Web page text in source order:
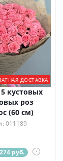
ДОСТАВКА
кустовых
роз
(60 см)
011189
руб. ?